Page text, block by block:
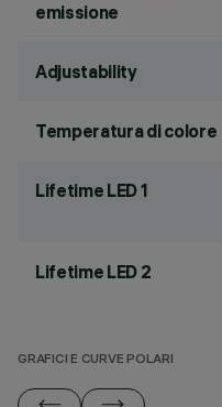
emissione
Adjustability
Temperatura di colore
Lifetime LED 1
Lifetime LED 2
GRAFICI E CURVE POLARI